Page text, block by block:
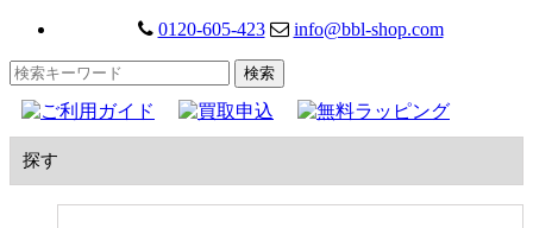
0120-605-423 info@bbl-shop.com
探す